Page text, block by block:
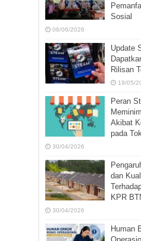
Sosial
06/06/2026
Update
Rilisan
19/05/
Peran
Akibat
pada
30/04/2026
dan
KPR
30/04/2026
Human